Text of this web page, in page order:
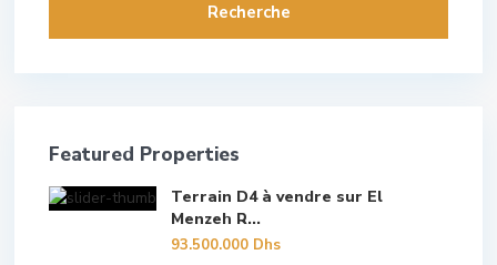
Recherche
Featured Properties
Terrain D4 à vendre sur El
Menzeh R...
93.500.000 Dhs